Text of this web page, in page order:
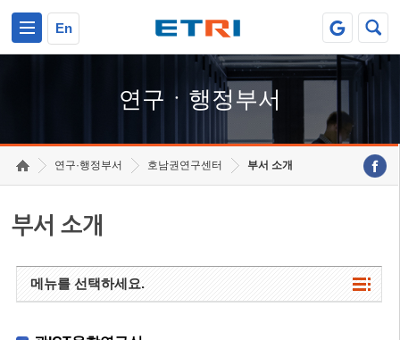
En
연구ㆍ행정부서
연구·행정부서 호남권연구센터 부서 소개
부서 소개
메뉴를 선택하세요.